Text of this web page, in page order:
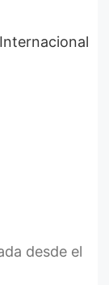
desde el